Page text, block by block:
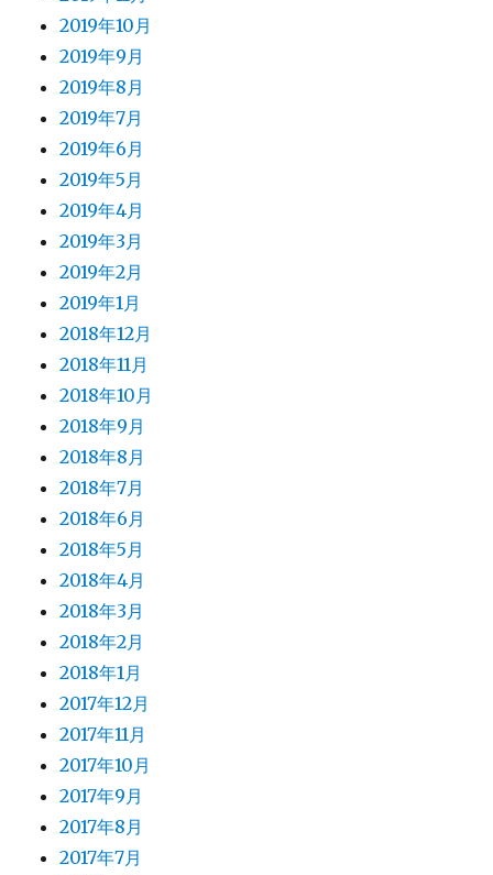
2019年10月
2019年9月
2019年8月
2019年7月
2019年6月
2019年5月
2019年4月
2019年3月
2019年2月
2019年1月
2018年12月
2018年11月
2018年10月
2018年9月
2018年8月
2018年7月
2018年6月
2018年5月
2018年4月
2018年3月
2018年2月
2018年1月
2017年12月
2017年11月
2017年10月
2017年9月
2017年8月
2017年7月